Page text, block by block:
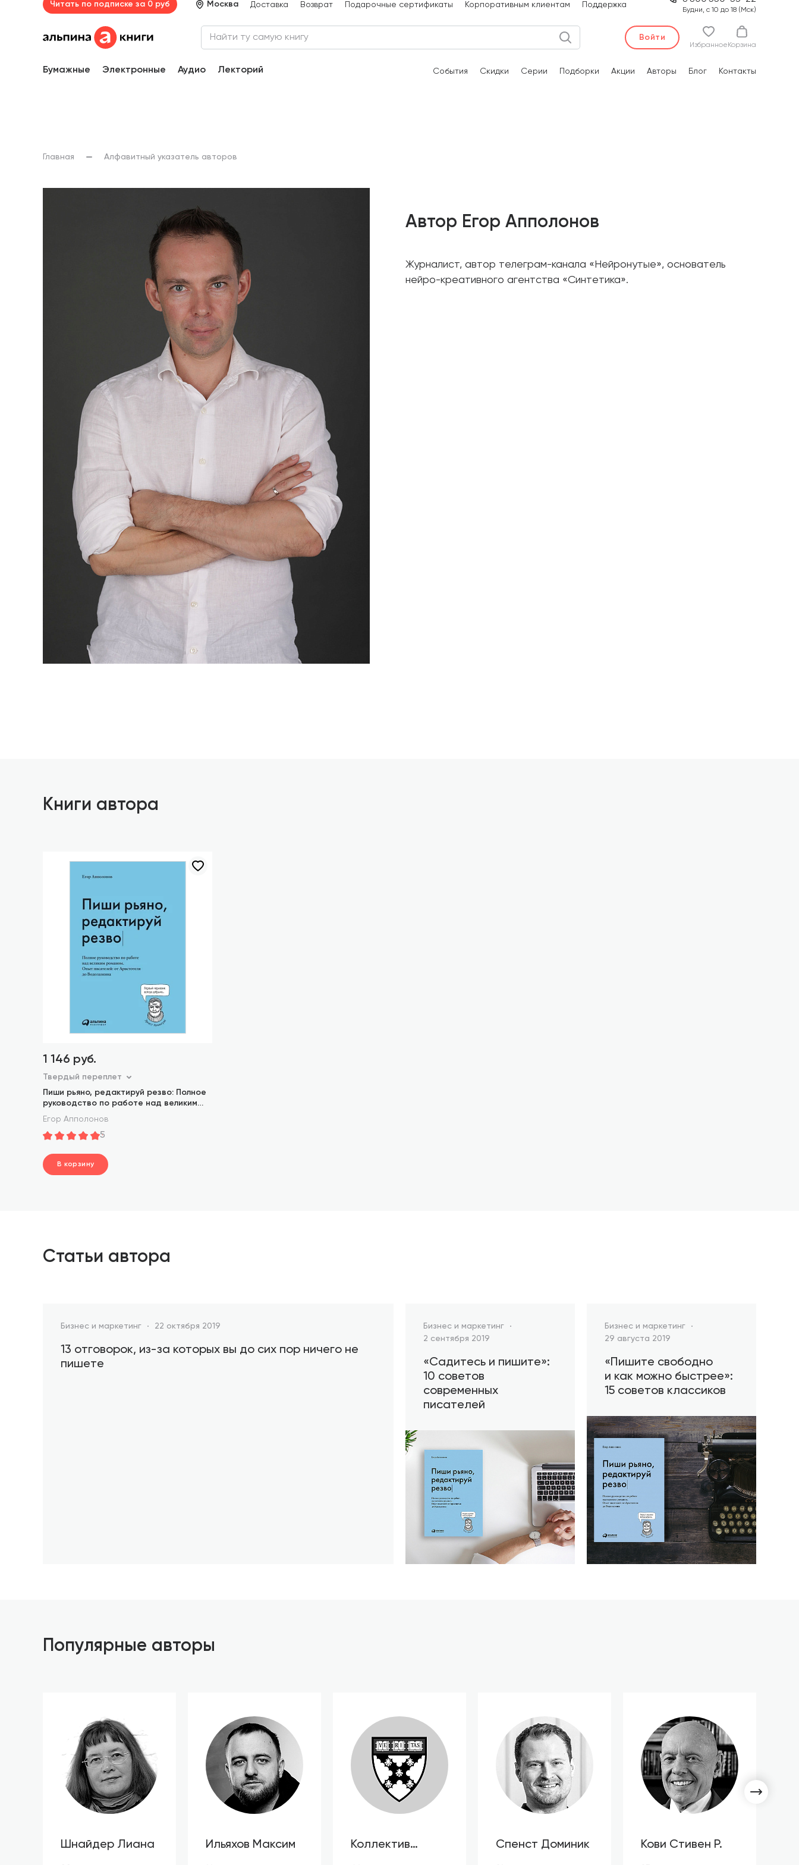
Читать по подписке за 0 руб Москва Доставка Возврат Подарочные сертификаты Корпоративным клиентам Поддержка
Будни, с 10 до 18 (Мск)
Войти
Избранное Корзина
Бумажные Электронные Аудио Лекторий События Скидки Серии Подборки Акции Авторы Блог Контакты
Главная Алфавитный указатель авторов
Автор Егор Апполонов
Журналист, автор телеграм-канала «Нейронутые», основатель
нейро-креативного агентства «Синтетика».
Книги автора
1 146 руб.
Твердый переплет
Пиши рьяно, редактируй резво: Полное
руководство по работе над великим
романом. Опыт писателей от
Аристотеля до Водолазкина
Егор Апполонов
5
В корзину
Статьи автора
Бизнес и маркетинг 22 октября 2019
13 отговорок, из-за которых вы до сих пор ничего не
пишете
Бизнес и маркетинг
2 сентября 2019
«Садитесь и пишите»:
10 советов
современных
писателей
Бизнес и маркетинг
29 августа 2019
«Пишите свободно
и как можно быстрее»:
15 советов классиков
Популярные авторы
Шнайдер Лиана Ильяхов Максим
Коллектив
Спенст Доминик Кови Стивен Р.